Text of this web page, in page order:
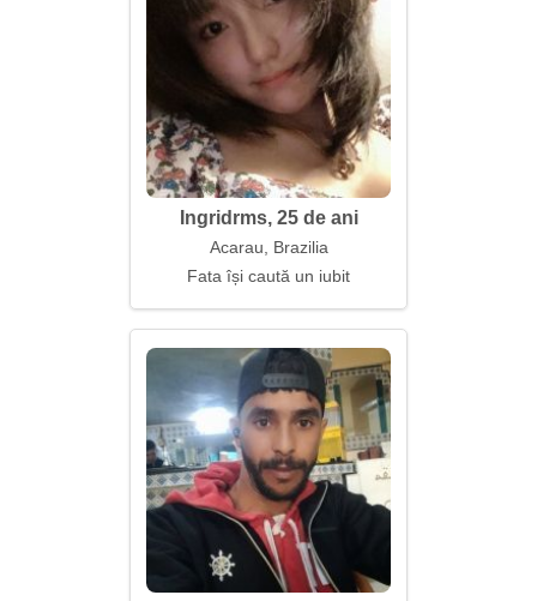
Ingridrms, 25 de ani
Acarau, Brazilia
Fata își caută un iubit